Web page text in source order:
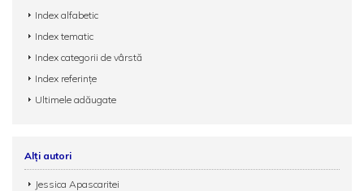
Index alfabetic
Index tematic
Index categorii de vârstă
Index referințe
Ultimele adăugate
Alți autori
Jessica Apascaritei